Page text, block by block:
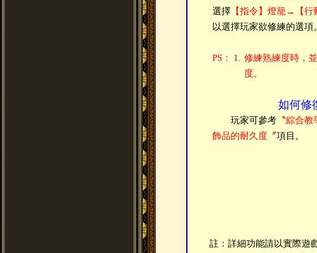
選擇 【指令】燈籠→【
以選擇玩家欲修練的選項
PS： 1. 修練熟練度時，
度。
如何修
玩家可參考 〝綜合
飾品的耐久度〞項目。
註：詳細功能請以實際遊